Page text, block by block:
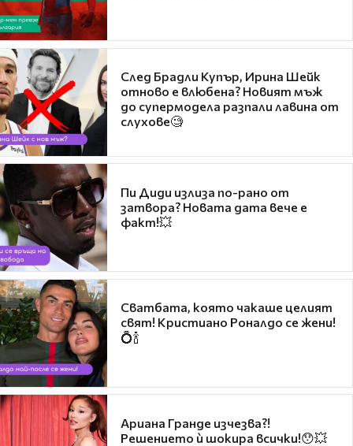
След Брадли Купър, Ирина Шейк
отново е влюбена? Новият мъж
до супермодела разпали лавина от
слухове🧐
Пи Диди излиза по-рано от
затвора? Новата дата вече е
факт!💥
Сватбата, която чакаше целият
свят! Кристиано Роналдо се жени!
💍🍾
Ариана Гранде изчезва?!
Решението ѝ шокира всички!😯💥